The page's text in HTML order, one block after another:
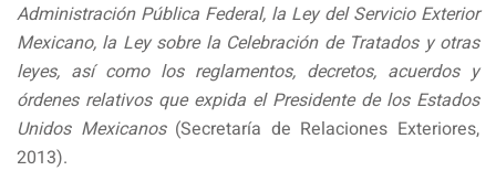
Administración Pública Federal, la Ley del Servicio Exterior
Mexicano, la Ley sobre la Celebración de Tratados y otras
leyes, así como los reglamentos, decretos, acuerdos y
órdenes relativos que expida el Presidente de los Estados
Unidos Mexicanos(Secretaría de Relaciones Exteriores,
2013).